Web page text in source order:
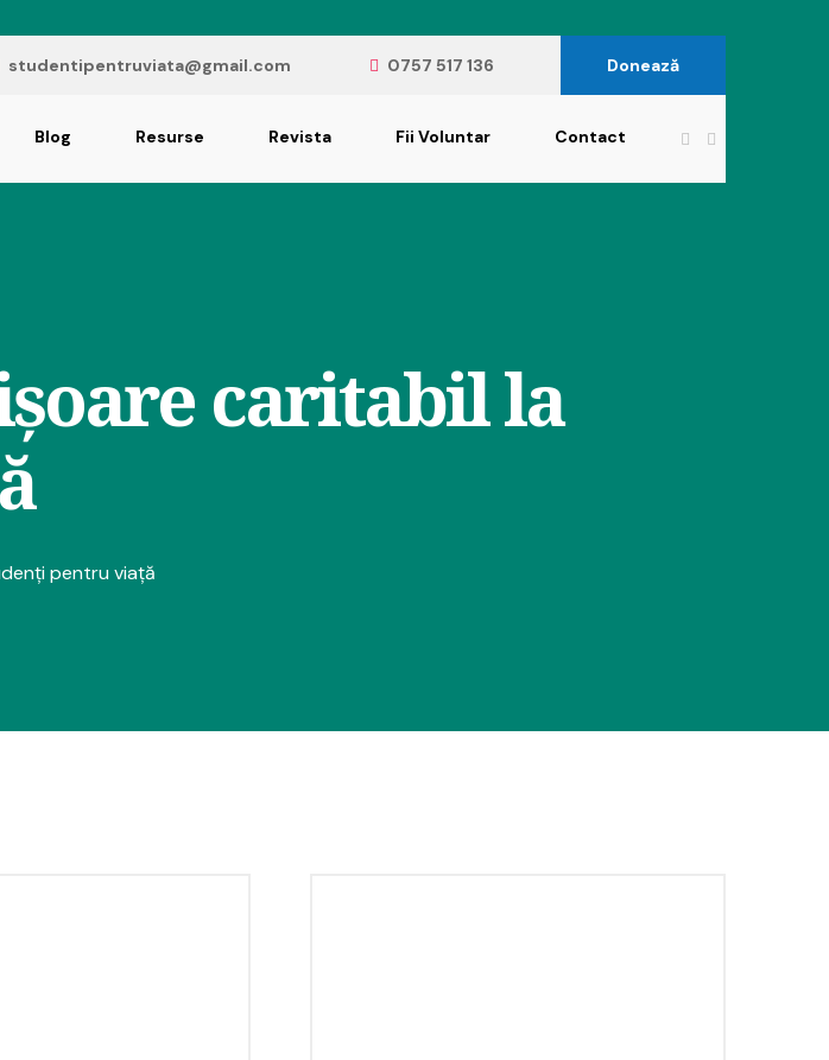
studentipentruviata@gmail.com 0757 517 136 Donează
Blog Resurse Revista Fii Voluntar Contact
caritabil la
pentru viață